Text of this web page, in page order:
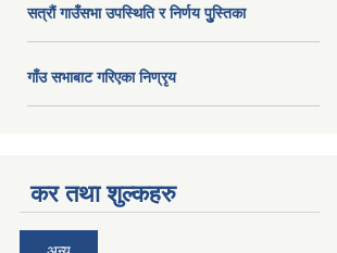
सत्राैं गाउँसभा उपस्थिति र निर्णय पुु्स्तिका
गाँउ सभाबाट गरिएका निण्रृय
कर तथा शुल्कहरु